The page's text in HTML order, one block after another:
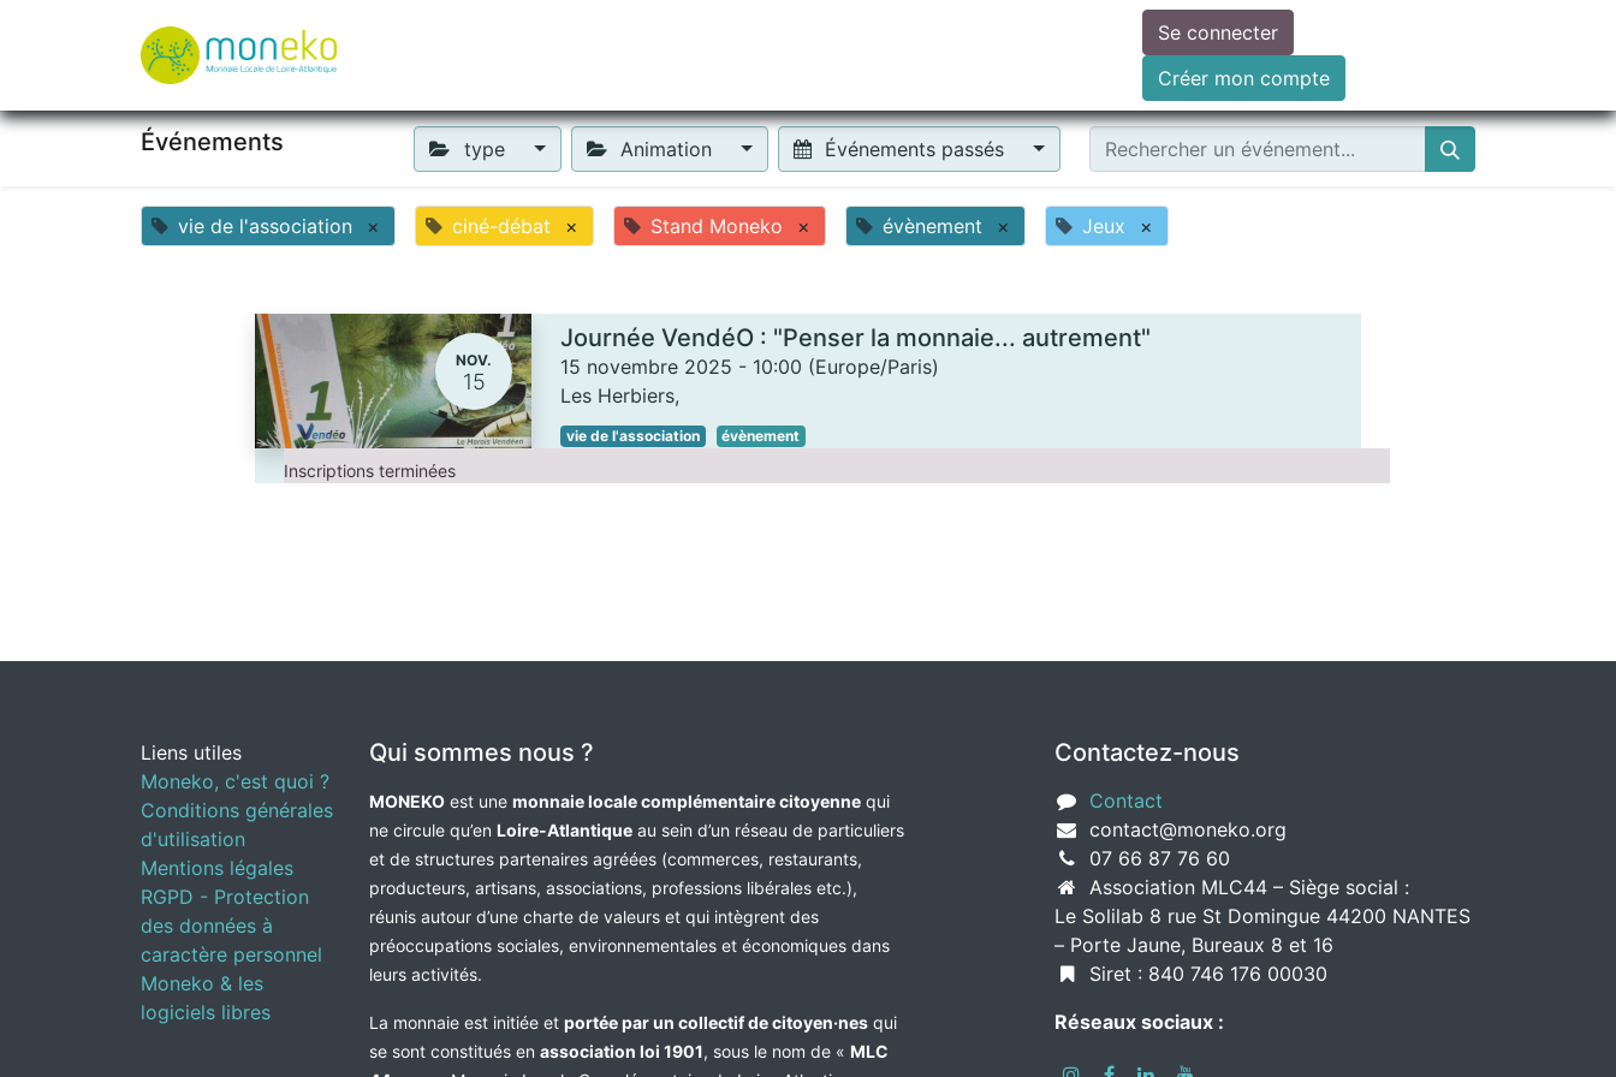
Faire un don
Se connecter
Créer mon compte
Événements type Animation Événements passés
vie de l'association × ciné-débat × Stand Moneko × évènement × Jeux ×
NOV.
15
Journée VendéO : "Penser la monnaie... autrement"
15 novembre 2025 - 10:00 (Europe/Paris)
Les Herbiers,
vie de l'association évènement
Inscriptions terminées
Liens utiles
Moneko, c'est quoi ?
Conditions générales
d'utilisation
Mentions légales
RGPD - Protection
des données à
caractère personnel
Moneko & les
logiciels libres
Qui sommes nous ?
MONEKO est une monnaie locale complémentaire citoyenne qui
ne circule qu’en Loire-Atlantique au sein d’un réseau de particuliers
et de structures partenaires agréées (commerces, restaurants,
producteurs, artisans, associations, professions libérales etc.),
réunis autour d’une charte de valeurs et qui intègrent des
préoccupations sociales, environnementales et économiques dans
leurs activités.
La monnaie est initiée et portée par un collectif de citoyen·nes qui
se sont constitués en association loi 1901, sous le nom de « MLC
Contactez-nous
Contact
contact@moneko.org
07 66 87 76 60
Association MLC44 – Siège social :
Le Solilab 8 rue St Domingue 44200 NANTES
– Porte Jaune, Bureaux 8 et 16
Siret : 840 746 176 00030
Réseaux sociaux :